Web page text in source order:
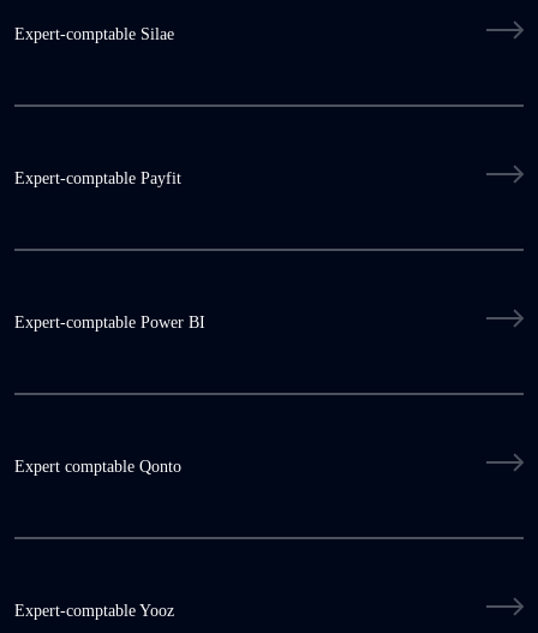
Expert-comptable Silae
Expert-comptable Payfit
Expert-comptable Power BI
Expert comptable Qonto
Expert-comptable Yooz